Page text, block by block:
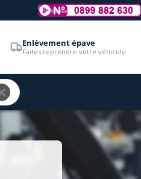
Enlèvement épave
Faites reprendre votre véhicule